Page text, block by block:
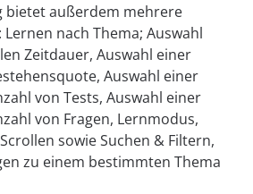
bietet außerdem mehrere
nach Thema; Auswahl
Zeitdauer, Auswahl einer
Auswahl einer
von Tests, Auswahl einer
von Fragen, Lernmodus,
sowie Suchen & Filtern,
zu einem bestimmten Thema